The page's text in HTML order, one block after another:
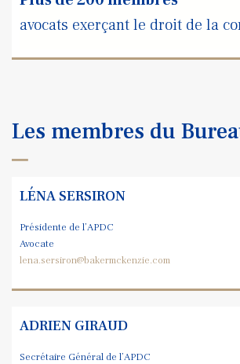
avocats exerçant le droit de la
Les membres du
LÉNA SERSIRON
Présidente de l’APDC
Avocate
lena.sersiron@bakermckenzie.com
ADRIEN GIRAUD
Secrétaire Général de l’APDC